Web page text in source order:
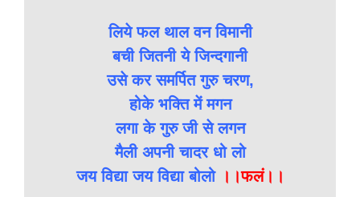
लिये फल थाल वन विमानी
बची जितनी ये जिन्दगानी
उसे कर समर्पित गुरु चरण,
होके भक्ति में मगन
लगा के गुरु जी से लगन
मैली अपनी चादर धो लो
जय विद्या जय विद्या बोलो ।।फलं।।